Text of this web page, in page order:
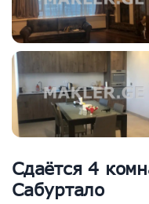
Сдаётся 4
Сабуртало